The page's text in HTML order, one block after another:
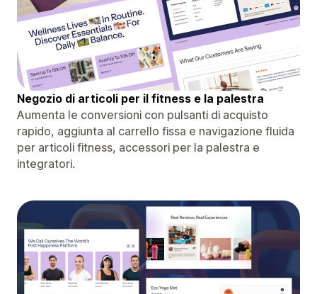
Negozio di articoli per il fitness e la palestra
Aumenta le conversioni con pulsanti di acquisto
rapido, aggiunta al carrello fissa e navigazione fluida
per articoli fitness, accessori per la palestra e
integratori.